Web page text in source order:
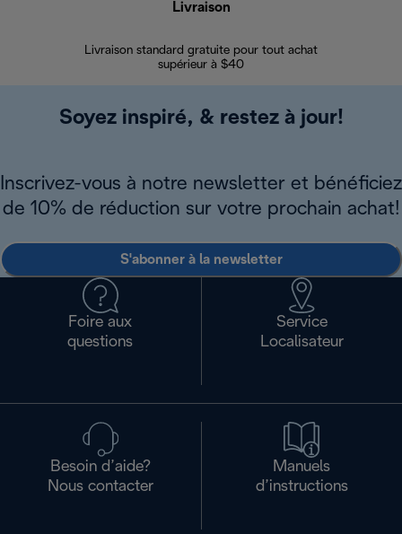
Livraison
Livraison standard gratuite pour tout achat
supérieur à $40
Soyez inspiré, & restez à jour!
Inscrivez-vous à notre newsletter et bénéficiez
de 10% de réduction sur votre prochain achat!
S'abonner à la newsletter
Foire aux
questions
Service
Localisateur
Besoin d’aide?
Nous contacter
Manuels
d’instructions